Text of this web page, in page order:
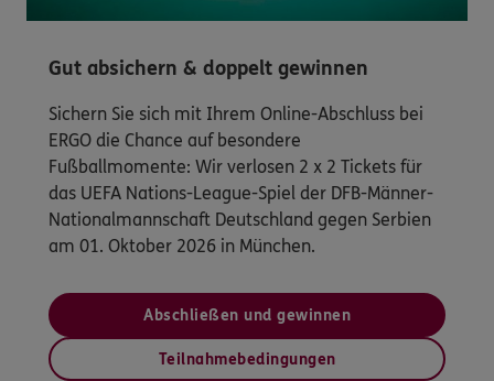
Gut absichern & doppelt gewinnen
Sichern Sie sich mit Ihrem Online-Abschluss bei
ERGO die Chance auf besondere
Fußballmomente: Wir verlosen 2 x 2 Tickets für
das UEFA Nations-League-Spiel der DFB-Männer-
Nationalmannschaft Deutschland gegen Serbien
am 01. Oktober 2026 in München.
Abschließen und gewinnen
Teilnahmebedingungen